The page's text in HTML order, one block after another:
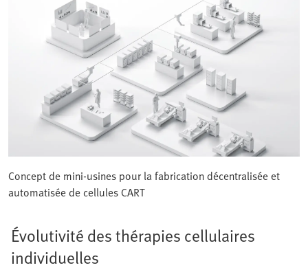
Concept de mini-usines pour la fabrication décentralisée et
automatisée de cellules CART
Évolutivité des thérapies cellulaires
individuelles